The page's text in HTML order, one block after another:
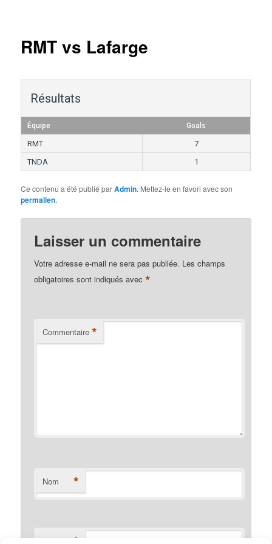
RMT vs Lafarge
Résultats
Équipe Goals
RMT
7
TNDA
1
Ce contenu a été publié parAdmin. Mettez-le en favori avec son
permalien.
Laisser un commentaire
Votre adresse e-mail ne sera pas publiée. Les champs
obligatoires sont indiqués avec*
Commentaire *
Nom *
E-mail